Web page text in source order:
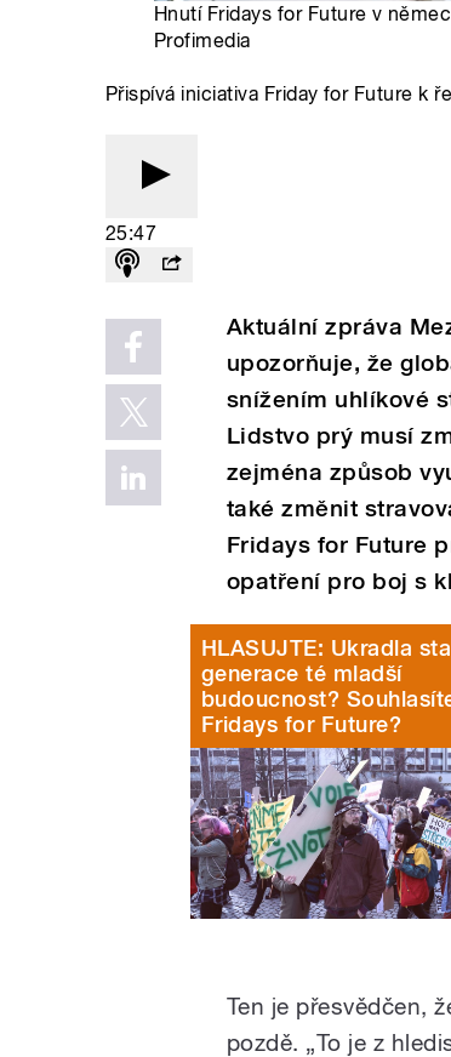
Hnutí Fridays for Future v
Profimedia
Přispívá iniciativa Friday for Future k
25:47
Aktuální zpráva
upozorňuje, že
snížením uhlíkové
Lidstvo prý musí
zejména způsob
také změnit
Fridays for Future
opatření pro boj s
HLASUJTE: Ukradla
generace té mladší
budoucnost?
Fridays for Future?
Ten je přesvědčen,
pozdě. „To je z